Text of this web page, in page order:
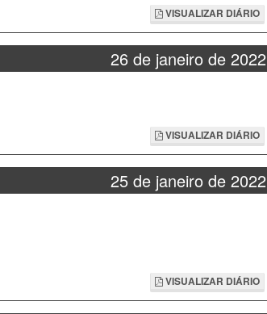
VISUALIZAR DIÁRIO
26 de janeiro de 2022
VISUALIZAR DIÁRIO
25 de janeiro de 2022
VISUALIZAR DIÁRIO